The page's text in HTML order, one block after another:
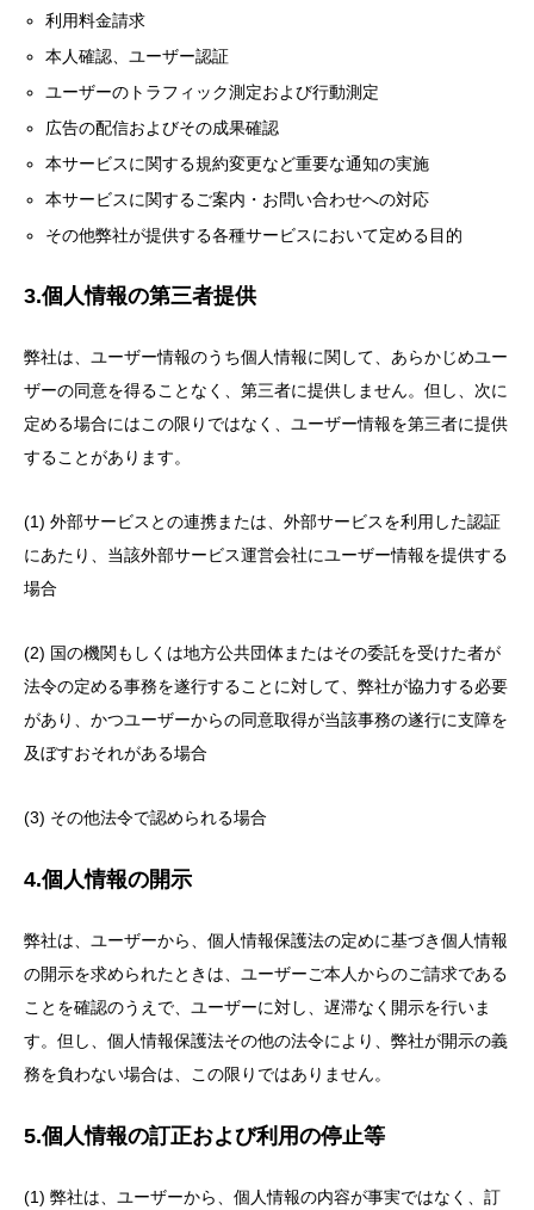
利用料金請求
本人確認、ユーザー認証
ユーザーのトラフィック測定および行動測定
広告の配信およびその成果確認
本サービスに関する規約変更など重要な通知の実施
本サービスに関するご案内・お問い合わせへの対応
その他弊社が提供する各種サービスにおいて定める目的
3.個人情報の第三者提供
弊社は、ユーザー情報のうち個人情報に関して、あらかじめユー
ザーの同意を得ることなく、第三者に提供しません。但し、次に
定める場合にはこの限りではなく、ユーザー情報を第三者に提供
することがあります。
(1) 外部サービスとの連携または、外部サービスを利用した認証
にあたり、当該外部サービス運営会社にユーザー情報を提供する
場合
(2) 国の機関もしくは地方公共団体またはその委託を受けた者が
法令の定める事務を遂行することに対して、弊社が協力する必要
があり、かつユーザーからの同意取得が当該事務の遂行に支障を
及ぼすおそれがある場合
(3) その他法令で認められる場合
4.個人情報の開示
弊社は、ユーザーから、個人情報保護法の定めに基づき個人情報
の開示を求められたときは、ユーザーご本人からのご請求である
ことを確認のうえで、ユーザーに対し、遅滞なく開示を行いま
す。但し、個人情報保護法その他の法令により、弊社が開示の義
務を負わない場合は、この限りではありません。
5.個人情報の訂正および利用の停止等
(1) 弊社は、ユーザーから、個人情報の内容が事実ではなく、訂